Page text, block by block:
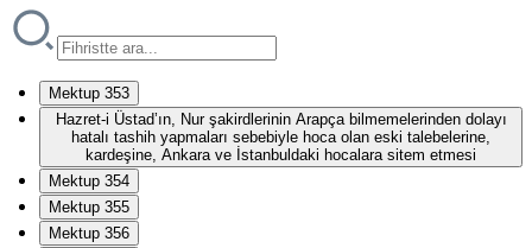
Mektup 353
Hazret-i Üstad’ın, Nur şakirdlerinin Arapça bilmemelerinden dolayı
hatalı tashih yapmaları sebebiyle hoca olan eski talebelerine,
kardeşine, Ankara ve İstanbuldaki hocalara sitem etmesi
Mektup 354
Mektup 355
Mektup 356